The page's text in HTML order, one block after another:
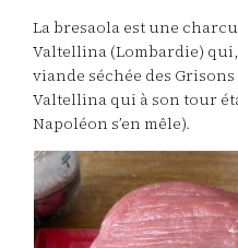
La bresaola est une
Valtellina (Lombardie) qui,
viande séchée des
Valtellina qui à son tour
Napoléon s’en mêle).